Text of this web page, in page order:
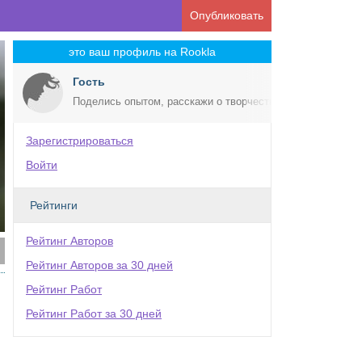
Опубликовать
это ваш профиль на Rookla
Гость
Поделись опытом, расскажи о творчестве!
Зарегистрироваться
Войти
Рейтинги
Рейтинг Авторов
Рейтинг Авторов за 30 дней
Рейтинг Работ
Рейтинг Работ за 30 дней